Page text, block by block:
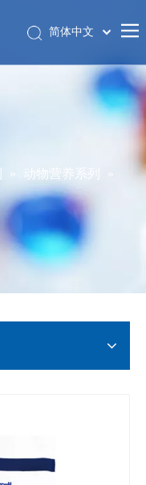
简体中文
» 动物营养系列
»